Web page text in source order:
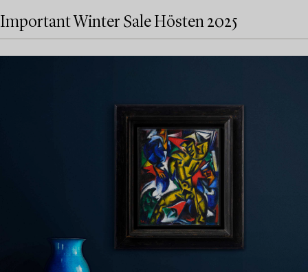
Important Winter Sale Hösten 2025